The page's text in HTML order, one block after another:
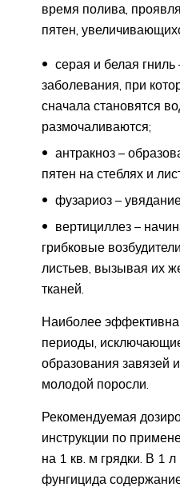
время полива,
пятен,
серая и белая гниль
заболевания, при
сначала становятся
размочаливаются;
антракноз –
пятен на стеблях и
фузариоз –
вертициллез –
грибковые
листьев, вызывая их
тканей.
Наиболее
периоды,
образования завязей
молодой поросли.
Рекомендуемая
инструкции по
на 1 кв. м грядки. В 1
фунгицида